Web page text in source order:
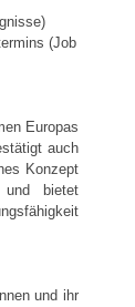
(Job
Europas
auch
Konzept
bietet
und ihr